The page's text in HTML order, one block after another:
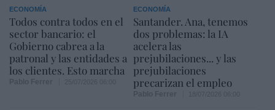
ECONOMÍA
Todos contra todos en el
sector bancario: el
Gobierno cabrea a la
patronal y las entidades a
los clientes. Esto marcha
ECONOMÍA
Santander. Ana, tenemos
dos problemas: la IA
acelera las
prejubilaciones... y las
prejubilaciones
precarizan el empleo